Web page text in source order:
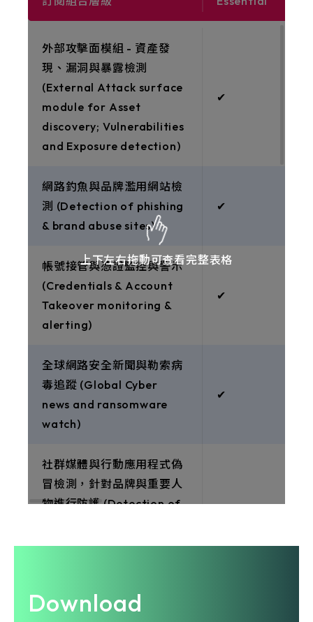
上下左右拖動可查看完整表格
外部攻擊面模組 - 資產發
現、漏洞與暴露檢測
(External Attack surface
module for Asset
discovery; Vulnerabilities
and Exposure detection)
網路釣魚與品牌濫用網站檢
測 (Detection of phishing
& brand abuse sites)
帳號接管與憑證監控與警示
(Credentials & Account
Takeover monitoring &
alerting)
全球網路安全新聞與勒索病
毒追蹤 (Global Cyber
news and ransomware
watch)
社群媒體與行動應用程式偽
冒檢測，針對品牌與重要人
物進行防護 (Detection of
app Impersonation for
釣魚網站偵測，檢測網站偽
✔︎
✔︎
✔︎
✔︎
Download